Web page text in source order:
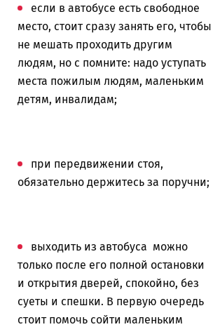
если в автобусе есть свободное
место, стоит сразу занять его, чтобы
не мешать проходить другим
людям, но с помните: надо уступать
места пожилым людям, маленьким
детям, инвалидам;
при передвижении стоя,
обязательно держитесь за поручни;
выходить из автобуса можно
только после его полной остановки
и открытия дверей, спокойно, без
суеты и спешки. В первую очередь
стоит помочь сойти маленьким